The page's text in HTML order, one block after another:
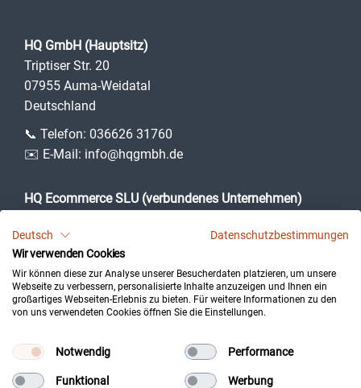
HQ GmbH (Hauptsitz)
Triptiser Str. 20
07955 Auma-Weidatal
Deutschland
📞 Telefon: 036626 31760
✉️ E-Mail: info@hqgmbh.de
HQ Ecommerce SLU (verbundenes Unternehmen)
07360 Lloseta (Illes Balears)
Spanien
Impressum
Kontakt
Deutsch
Datenschutzbestimmungen
Wir verwenden Cookies
Wir können diese zur Analyse unserer Besucherdaten platzieren, um unsere
Webseite zu verbessern, personalisierte Inhalte anzuzeigen und Ihnen ein
großartiges Webseiten-Erlebnis zu bieten. Für weitere Informationen zu den
von uns verwendeten Cookies öffnen Sie die Einstellungen.
Notwendig Performance
Funktional Werbung